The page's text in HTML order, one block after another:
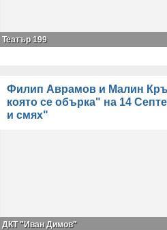
Театър 199
Филип Аврамов и Малин
която се обърка" на 14
и смях"
ДКТ "Иван Димов"